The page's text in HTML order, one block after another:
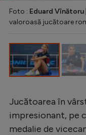
JO
Foto : Eduard Vînătoru
valoroasă jucătoare
Jucătoarea în
impresionant, pe
medalie de